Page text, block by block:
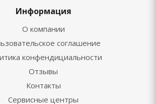
Информация
О компании
соглашение
конфендициальности
Отзывы
Контакты
Сервисные центры